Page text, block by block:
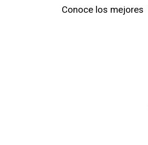
Conoce los mejores